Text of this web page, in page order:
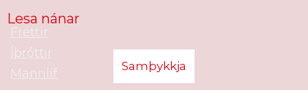
Fréttir
Íþróttir
Mannlíf
Lesa nánar
Samþykkja